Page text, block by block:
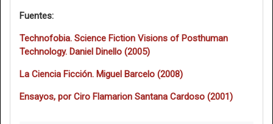
Fuentes:
Technofobia. Science Fiction Visions of Posthuman
Technology. Daniel Dinello (2005)
La Ciencia Ficción. Miguel Barcelo (2008)
Ensayos, por Ciro Flamarion Santana Cardoso (2001)